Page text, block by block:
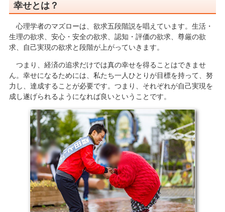
幸せとは？
心理学者のマズローは、欲求五段階説を唱えています。生活・
生理の欲求、安心・安全の欲求、認知・評価の欲求、尊厳の欲
求、自己実現の欲求と段階が上がっていきます。
つまり、経済の追求だけでは真の幸せを得ることはできませ
ん。幸せになるためには、私たち一人ひとりが目標を持って、努
力し、達成することが必要です。つまり、それぞれが自己実現を
成し遂げられるようになれば良いということです。